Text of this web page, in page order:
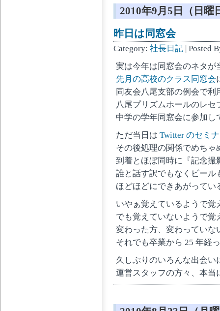
2010年9月5日（日曜
昨日は同窓会
Category: 社長日記 | Posted
実は今年は同窓会のネタが
先月の高校のクラス同窓会
同友会八尾支部の例会で利
八尾プリズムホールのレ
中学の学年同窓会に参加し
ただ当日は Twitter のセミ
その後処理の関係でめち
到着とほぼ同時に『記念撮
誰と話す訳でもなくビール
ほどほどにできあがってい
いやぁ覚えているようで覚
でも覚えていないようで覚
変わった方、変わっていな
それでも卒業から 25 年経
久しぶりのいろんな出会い
運営スタッフの方々、本当